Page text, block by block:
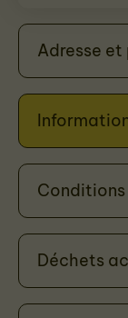
Adresse et
Déchets